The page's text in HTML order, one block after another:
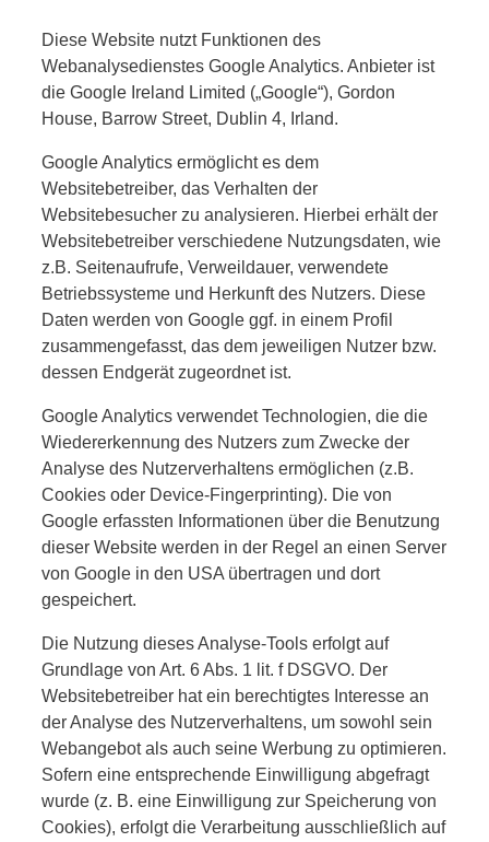
Diese Website nutzt Funktionen des
Webanalysedienstes Google Analytics. Anbieter ist
die Google Ireland Limited („Google“), Gordon
House, Barrow Street, Dublin 4, Irland.
Google Analytics ermöglicht es dem
Websitebetreiber, das Verhalten der
Websitebesucher zu analysieren. Hierbei erhält der
Websitebetreiber verschiedene Nutzungsdaten, wie
z.B. Seitenaufrufe, Verweildauer, verwendete
Betriebssysteme und Herkunft des Nutzers. Diese
Daten werden von Google ggf. in einem Profil
zusammengefasst, das dem jeweiligen Nutzer bzw.
dessen Endgerät zugeordnet ist.
Google Analytics verwendet Technologien, die die
Wiedererkennung des Nutzers zum Zwecke der
Analyse des Nutzerverhaltens ermöglichen (z.B.
Cookies oder Device-Fingerprinting). Die von
Google erfassten Informationen über die Benutzung
dieser Website werden in der Regel an einen Server
von Google in den USA übertragen und dort
gespeichert.
Die Nutzung dieses Analyse-Tools erfolgt auf
Grundlage von Art. 6 Abs. 1 lit. f DSGVO. Der
Websitebetreiber hat ein berechtigtes Interesse an
der Analyse des Nutzerverhaltens, um sowohl sein
Webangebot als auch seine Werbung zu optimieren.
Sofern eine entsprechende Einwilligung abgefragt
wurde (z. B. eine Einwilligung zur Speicherung von
Cookies), erfolgt die Verarbeitung ausschließlich auf